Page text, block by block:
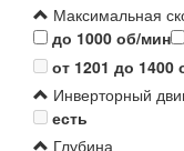
Максимальная
до 1000 об/мин
от 1201 до 1400
Инверторный
есть
Глубина